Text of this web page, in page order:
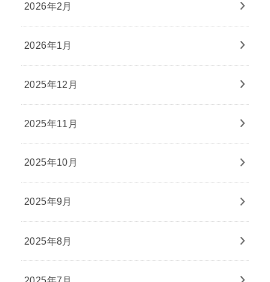
2026年2月
2026年1月
2025年12月
2025年11月
2025年10月
2025年9月
2025年8月